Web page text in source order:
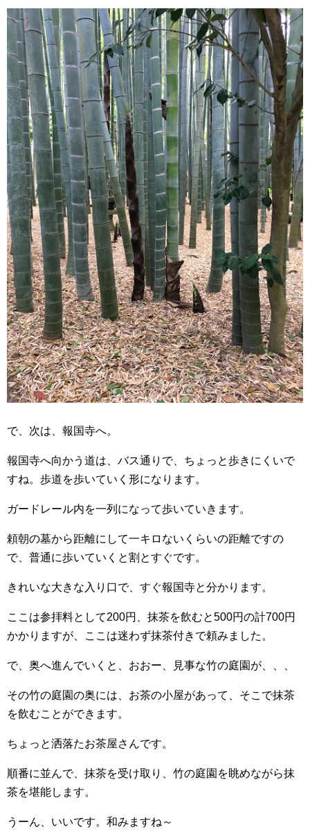
で、次は、報国寺へ。
報国寺へ向かう道は、バス通りで、ちょっと歩きにくいで
すね。歩道を歩いていく形になります。
ガードレール内を一列になって歩いていきます。
頼朝の墓から距離にして一キロないくらいの距離ですの
で、普通に歩いていくと割とすぐです。
きれいな大きな入り口で、すぐ報国寺と分かります。
ここは参拝料として200円、抹茶を飲むと500円の計700円
かかりますが、ここは迷わず抹茶付きで頼みました。
で、奥へ進んでいくと、おおー、見事な竹の庭園が、、、
その竹の庭園の奥には、お茶の小屋があって、そこで抹茶
を飲むことができます。
ちょっと洒落たお茶屋さんです。
順番に並んで、抹茶を受け取り、竹の庭園を眺めながら抹
茶を堪能します。
うーん、いいです。和みますね～